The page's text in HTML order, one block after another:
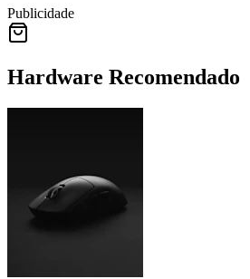
Publicidade
Hardware Recomendado